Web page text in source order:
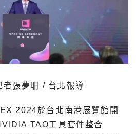
張夢珊 / 台北報導
2024於台北南港展覽館開
TAO工具套件整合